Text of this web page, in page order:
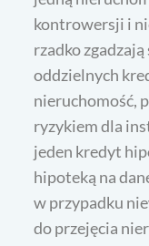
kontrowersji i
rzadko
oddzielnych
nieruchomość,
ryzykiem dla
jeden kredyt
hipoteką na
w przypadku
do przejęcia